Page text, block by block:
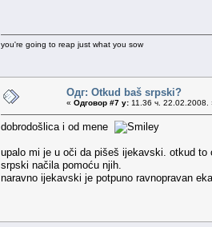
you're going to reap just what you sow
Одг: Otkud baš srpski?
« Одговор #7 у: 11.36 ч. 22.02.2008.
dobrodošlica i od mene
upalo mi je u oči da pišeš ijekavski. otkud
srpski načila pomoću njih.
naravno ijekavski je potpuno ravnopravan